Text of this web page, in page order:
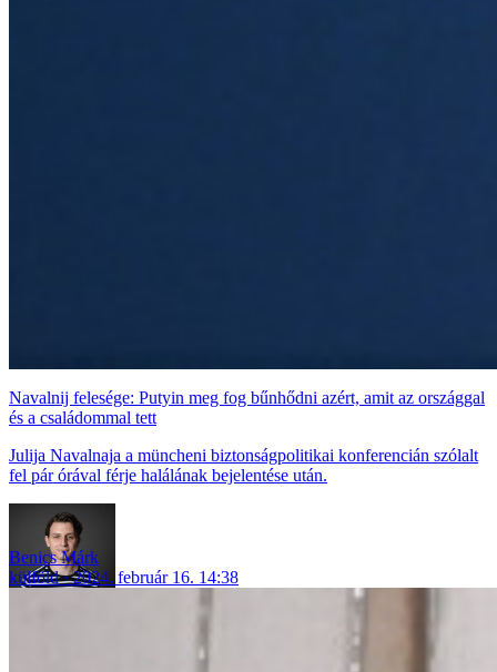
Navalnij felesége: Putyin meg fog bűnhődni azért, amit az országgal
és a családommal tett
Julija Navalnaja a müncheni biztonságpolitikai konferencián szólalt
fel pár órával férje halálának bejelentése után.
Benics Márk
külföld
2024. február 16. 14:38